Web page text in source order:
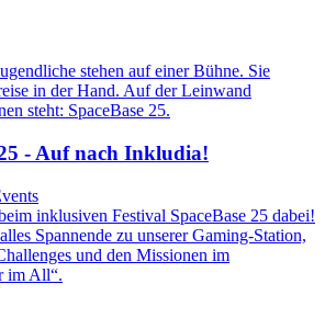
25 - Auf nach Inkludia!
inklusiven Festival SpaceBase 25 dabei!
Spannende zu unserer Gaming-Station,
und den Missionen im
im All“.